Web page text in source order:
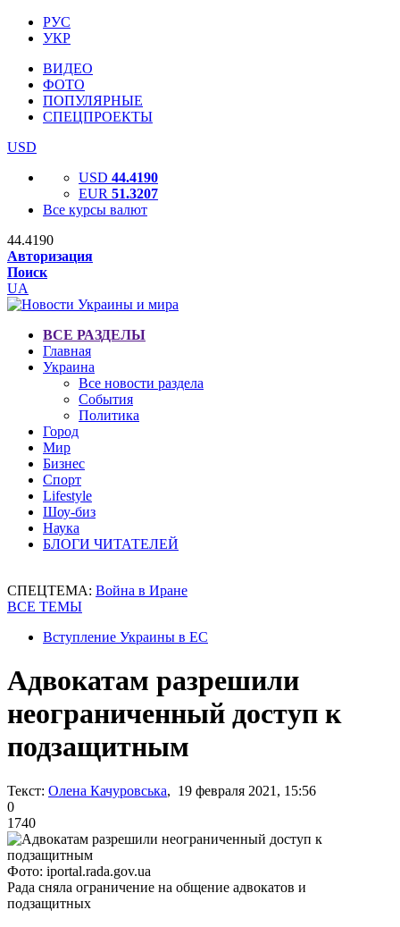
РУС
УКР
ВИДЕО
ФОТО
ПОПУЛЯРНЫЕ
СПЕЦПРОЕКТЫ
USD
USD 44.4190
EUR 51.3207
Все курсы валют
44.4190
Авторизация
Поиск
UA
ВСЕ РАЗДЕЛЫ
Главная
Украина
Все новости раздела
События
Политика
Город
Мир
Бизнес
Спорт
Lifestyle
Шоу-биз
Наука
БЛОГИ ЧИТАТЕЛЕЙ
СПЕЦТЕМА: Война в Иране
ВСЕ ТЕМЫ
Вступление Украины в ЕС
Адвокатам разрешили
неограниченный доступ к
подзащитным
Текст: Олена Качуровська, 19 февраля 2021, 15:56
0
1740
Фото: iportal.rada.gov.ua
Рада сняла ограничение на общение адвокатов и
подзащитных